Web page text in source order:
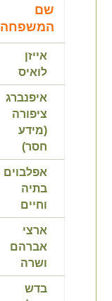
שם
המשפחה
אייזן
לואיס
איפנברג
ציפורה
(מידע
חסר)
אפלבוים
בתיה
וחיים
ארצי
אברהם
ושרה
בדש